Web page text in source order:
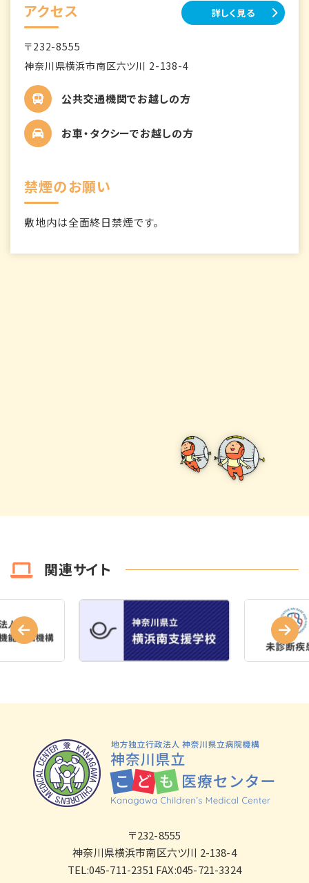
アクセス 詳しく見る
〒232-8555
神奈川県横浜市南区六ツ川 2-138-4
公共交通機関でお越しの方
お車・タクシーでお越しの方
禁煙のお願い
敷地内は全面終日禁煙です。
関連サイト
〒232-8555
神奈川県横浜市南区六ツ川 2-138-4
TEL:045-711-2351 FAX:045-721-3324